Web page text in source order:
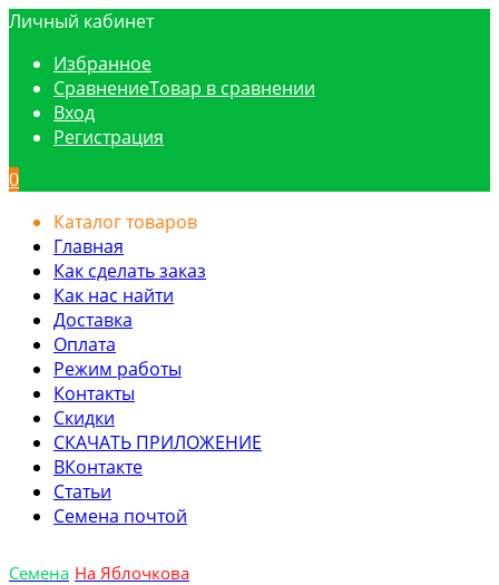
Личный кабинет
Избранное
СравнениеТовар в сравнении
Вход
Регистрация
0
Каталог товаров
Главная
Как сделать заказ
Как нас найти
Доставка
Оплата
Режим работы
Контакты
Скидки
СКАЧАТЬ ПРИЛОЖЕНИЕ
ВКонтакте
Статьи
Семена почтой
Семена На Яблочкова